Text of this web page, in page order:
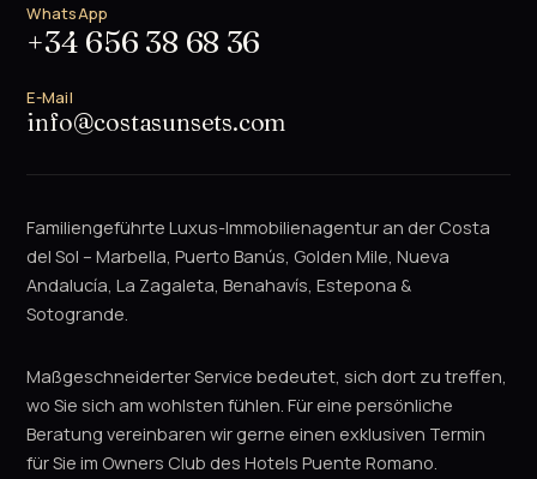
WhatsApp
+34 656 38 68 36
E-Mail
info@costasunsets.com
Familiengeführte Luxus-Immobilienagentur an der Costa
del Sol – Marbella, Puerto Banús, Golden Mile, Nueva
Andalucía, La Zagaleta, Benahavís, Estepona &
Sotogrande.
Maßgeschneiderter Service bedeutet, sich dort zu treffen,
wo Sie sich am wohlsten fühlen. Für eine persönliche
Beratung vereinbaren wir gerne einen exklusiven Termin
für Sie im Owners Club des Hotels Puente Romano.